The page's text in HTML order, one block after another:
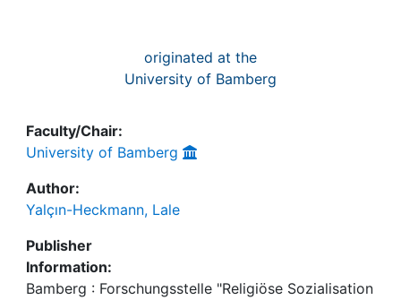
originated at the
University of Bamberg
Faculty/Chair:
University of Bamberg
Author:
Yalçın-Heckmann, Lale
Publisher
Information:
Bamberg : Forschungsstelle "Religiöse Sozialisation